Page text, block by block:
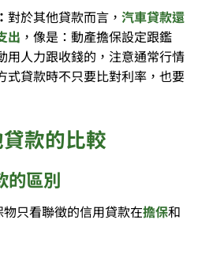
對於其他貸款而言， 汽車貸款還
出 ，像是：動產擔保設定跟鑑
用人力跟收錢的，注意通常行情
式貸款時不只要比對利率，也要
款的比較
的區別
只看聯徵的信用貸款在擔保和